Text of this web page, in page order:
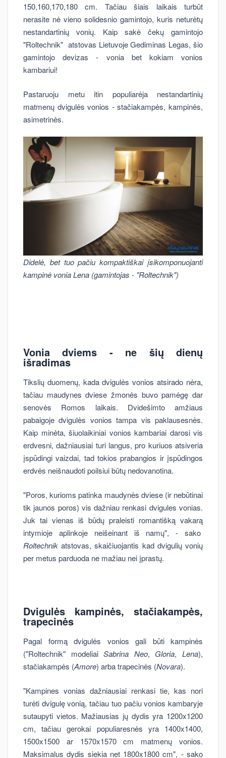
150,160,170,180 cm. Tačiau šiais laikais turbūt
nerasite nė vieno solidesnio gamintojo, kuris neturėtų
nestandartinių vonių. Kaip sakė čekų gamintojo
"Roltechnik" atstovas Lietuvoje Gediminas Legas, šio
gamintojo devizas - vonia bet kokiam vonios
kambariui!
Pastaruoju metu itin populiarėja nestandartinių
matmenų dvigulės vonios - stačiakampės, kampinės,
asimetrinės.
Didelė, bet tuo pačiu kompaktiškai įsikomponuojanti
kampinė vonia Lena (gamintojas - "Roltechnik")
Vonia dviems - ne šių dienų
išradimas
Tikslių duomenų, kada dvigulės vonios atsirado nėra,
tačiau maudynes dviese žmonės buvo pamėgę dar
senovės Romos laikais. Dvidešimto amžiaus
pabaigoje dvigulės vonios tampa vis paklausesnės.
Kaip minėta, šiuolaikiniai vonios kambariai darosi vis
erdvesni, dažniausiai turi langus, pro kuriuos atsiveria
įspūdingi vaizdai, tad tokios prabangios ir įspūdingos
erdvės neišnaudoti poilsiui būtų nedovanotina.
"Poros, kurioms patinka maudynės dviese (ir nebūtinai
tik jaunos poros) vis dažniau renkasi dvigules vonias.
Juk tai vienas iš būdų praleisti romantišką vakarą
intymioje aplinkoje neišeinant iš namų", - sako
Roltechnikatstovas, skaičiuojantis kad dvigulių vonių
per metus parduoda ne mažiau nei įprastų.
Dvigulės kampinės, stačiakampės,
trapecinės
Pagal formą dvigulės vonios gali būti kampinės
("Roltechnik" modeliaiSabrina Neo, Gloria,Lena),
stačiakampės (Amore) arba trapecinės (Novara).
"Kampines vonias dažniausiai renkasi tie, kas nori
turėti dvigulę vonią, tačiau tuo pačiu vonios kambaryje
sutaupyti vietos. Mažiausias jų dydis yra 1200x1200
cm, tačiau gerokai populiaresnės yra 1400x1400,
1500x1500 ar 1570x1570 cm matmenų vonios.
Maksimalus dydis siekia net 1800x1800 cm", - sako